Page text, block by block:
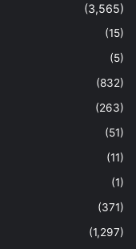
(3,565)
(15)
(5)
(832)
(263)
(51)
(11)
(1)
(371)
(1,297)